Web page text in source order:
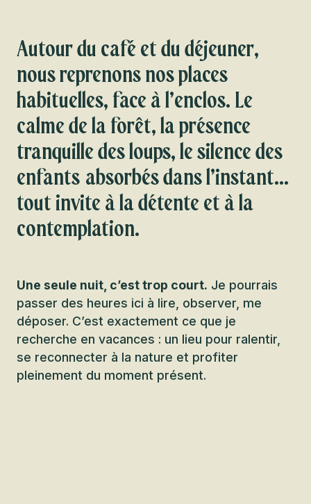
Autour du café et du déjeuner,
nous reprenons nos places
habituelles, face à l’enclos. Le
calme de la forêt, la présence
tranquille des loups, le silence des
enfants absorbés dans l’instant…
tout invite à la détente et à la
contemplation.
Une seule nuit, c’est trop court. Je pourrais
passer des heures ici à lire, observer, me
déposer. C’est exactement ce que je
recherche en vacances : un lieu pour ralentir,
se reconnecter à la nature et profiter
pleinement du moment présent.